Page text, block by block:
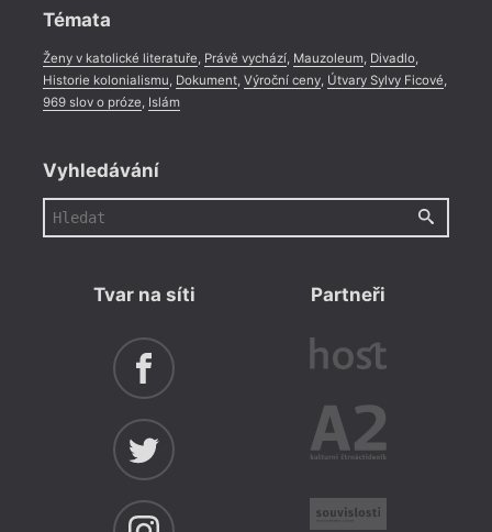
Témata
Ženy v katolické literatuře Právě vychází, Mauzoleum, Divadlo,
Historie kolonialismu Dokument, Výroční ceny, Útvary Sylvy Ficové
969 slov o próze Islám
Vyhledávání
Tvar na síti Partneři